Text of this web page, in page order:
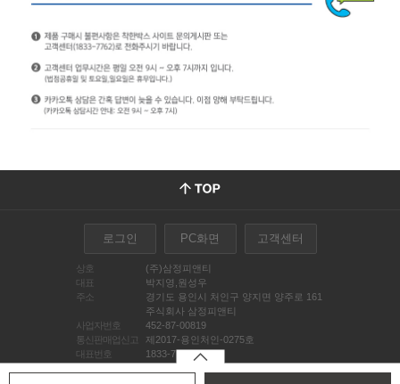
로그인 PC화면 고객센터
상호
(주)삼정피앤티
대표
박지영,원성우
주소
경기도 용인시 처인구 양지면 양주로 161
주식회사 삼정피앤티
사업자번호
452-87-00819
통신판매업신고
제2017-용인처인-0275호
대표번호
1833-7762
FAQ 이용약관 개인정보처리방침